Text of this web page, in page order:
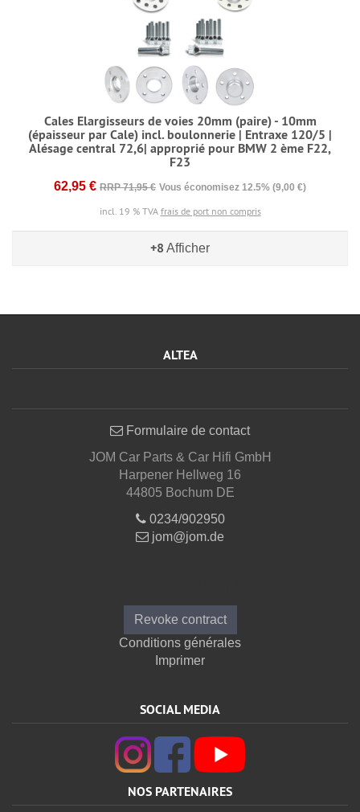
Cales Elargisseurs de voies 20mm (paire) - 10mm
(épaisseur par Cale) incl. boulonnerie | Entraxe 120/5 |
Alésage central 72,6| approprié pour BMW 2 ème F22,
F23
62,95 € RRP 71,95 € Vous économisez 12.5% (9,00 €)
incl. 19 % TVA frais de port non compris
+8 Afficher
ALTEA
Formulaire de contact
JOM Car Parts & Car Hifi GmbH
Harpener Hellweg 16
44805 Bochum DE
0234/902950
jom@jom.de
Revoke contract
Conditions générales
Imprimer
SOCIAL MEDIA
NOS PARTENAIRES